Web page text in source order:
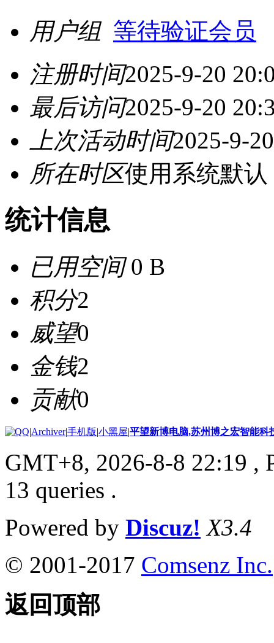
用户组 等待验证会员
注册时间2025-9-20
最后访问2025-9-20
上次活动时间2025-9-
所在时区使用系统默认
统计信息
已用空间0 B
积分2
威望0
金钱2
贡献0
|Archiver|手机版|小黑屋|平望新博电脑,苏州博之宏智能科
GMT+8, 2026-8-8 22:19 ,
13 queries .
Powered by Discuz! X3.4
© 2001-2017 Comsenz Inc.
返回顶部